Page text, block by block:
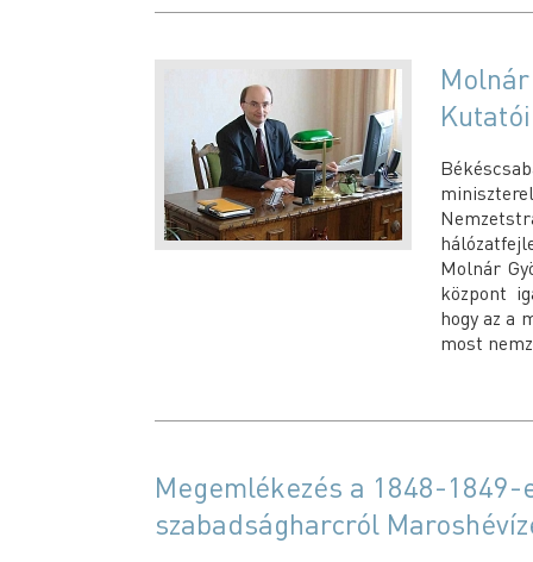
Molnár
központ
hogy az a
most
Megemlékezés a 1848-
szabadságharcról